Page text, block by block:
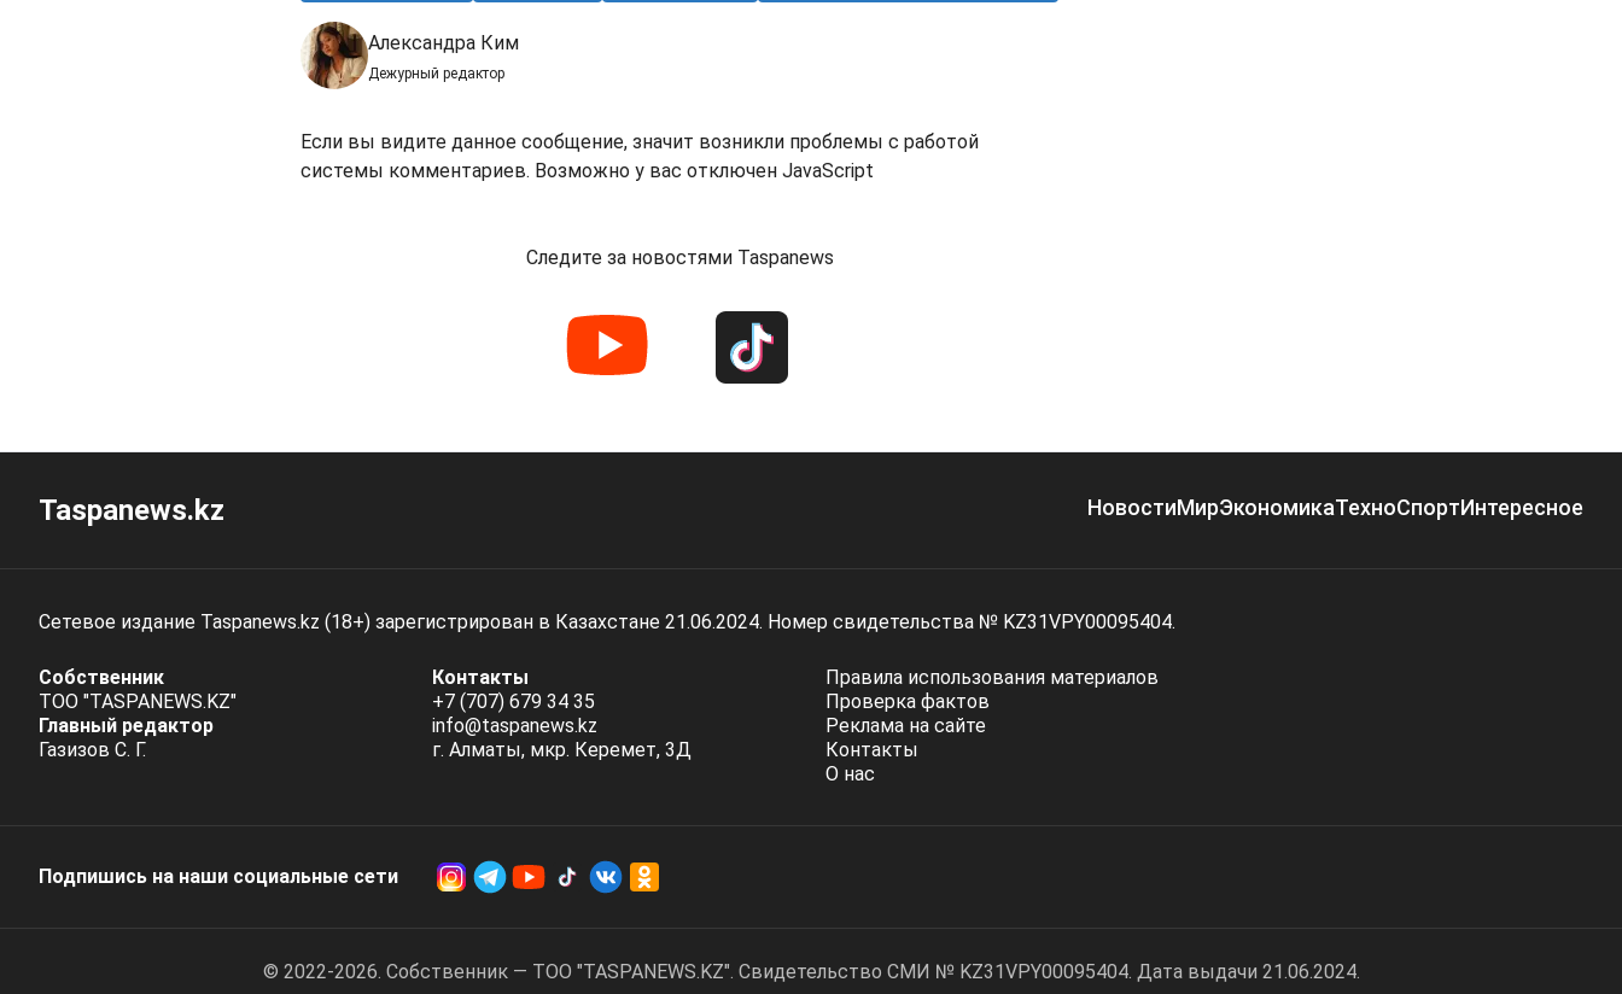
Александра Ким
Дежурный редактор
Если вы видите данное сообщение, значит возникли проблемы с работой
системы комментариев. Возможно у вас отключен JavaScript
Следите за новостями Taspanews
Taspanews.kz НовостиМирЭкономикаТехноСпортИнтересное
Сетевое издание Taspanews.kz (18+) зарегистрирован в Казахстане 21.06.2024. Номер свидетельства № KZ31VPY00095404.
Собственник
ТОО "TASPANEWS.KZ"
Главный редактор
Газизов С. Г.
Контакты
+7 (707) 679 34 35
info@taspanews.kz
г. Алматы, мкр. Керемет, 3Д
Правила использования материалов
Проверка фактов
Реклама на сайте
Контакты
О нас
Подпишись на наши социальные cети
© 2022-2026. Собственник — ТОО "TASPANEWS.KZ". Cвидетельство СМИ № KZ31VPY00095404. Дата выдачи 21.06.2024.